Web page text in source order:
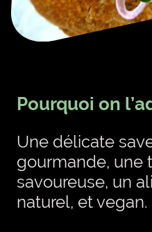
Pourquoi on
Une délicate
gourmande, une
savoureuse, un
naturel, et vegan.